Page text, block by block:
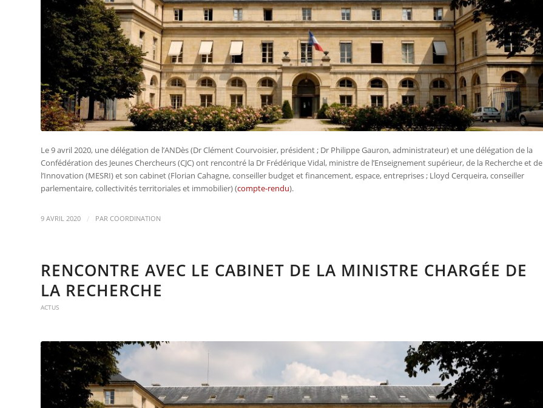
Le 9 avril 2020, une délégation de l’ANDès (Dr Clément Courvoisier, président ; Dr Philippe Gauron, administrateur) et une délégation de la
Confédération des Jeunes Chercheurs (CJC) ont rencontré la Dr Frédérique Vidal, ministre de l’Enseignement supérieur, de la Recherche et de
l’Innovation (MESRI) et son cabinet (Florian Cahagne, conseiller budget et financement, espace, entreprises ; Lloyd Cerqueira, conseiller
parlementaire, collectivités territoriales et immobilier) (compte-rendu).
9 AVRIL 2020 / PAR COORDINATION
RENCONTRE AVEC LE CABINET DE LA MINISTRE CHARGÉE DE
LA RECHERCHE
ACTUS